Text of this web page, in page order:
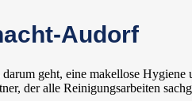
Audorf
geht, eine makellose
der alle Reinigungsarbeiten